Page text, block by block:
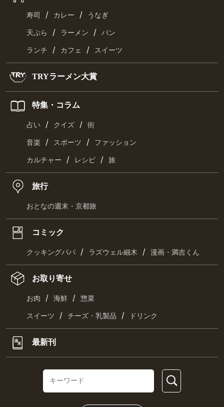
寿司 / カレー / うなぎ
天ぷら / ラーメン / パン
ランチ / カフェ / スイーツ
TRYラーメン大賞
特集・コラム
占い / クイズ / 街
音楽 / スポーツ / ファッション
カルチャー / レシピ / 旅
旅行
おとなの週末・京都旅
コミック
クッキングパパ / ラズウェル細木 / 漫画・満吉くん
お取り寄せ
お肉 / 海鮮 / 惣菜
スイーツ / チーズ・乳製品 / ドリンク
最新刊